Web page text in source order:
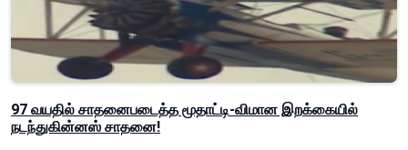
97 வயதில் சாதனைபடைத்த மூதாட்டி-விமான இறக்கையில்
நடந்துகின்னஸ் சாதனை!